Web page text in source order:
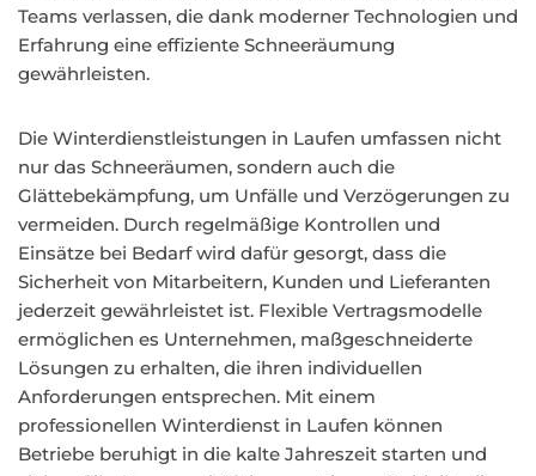
Teams verlassen, die dank moderner Technologien und
Erfahrung eine effiziente Schneeräumung
gewährleisten.
Die Winterdienstleistungen in Laufen umfassen nicht
nur das Schneeräumen, sondern auch die
Glättebekämpfung, um Unfälle und Verzögerungen zu
vermeiden. Durch regelmäßige Kontrollen und
Einsätze bei Bedarf wird dafür gesorgt, dass die
Sicherheit von Mitarbeitern, Kunden und Lieferanten
jederzeit gewährleistet ist. Flexible Vertragsmodelle
ermöglichen es Unternehmen, maßgeschneiderte
Lösungen zu erhalten, die ihren individuellen
Anforderungen entsprechen. Mit einem
professionellen Winterdienst in Laufen können
Betriebe beruhigt in die kalte Jahreszeit starten und